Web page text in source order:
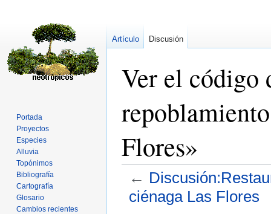
Ver el código
Flores»
←
ciénaga Las Flores
Artículo Discusión
Portada
Proyectos
Especies
Alluvia
Topónimos
Bibliografía
Cartografía
Glosario
Cambios recientes